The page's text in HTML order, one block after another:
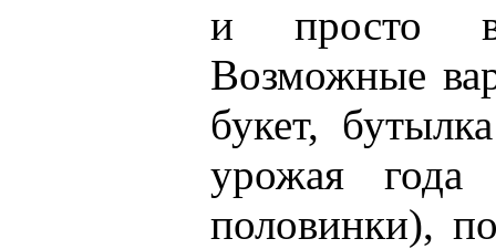
и просто
Возможные
букет,
урожая года
половинки),